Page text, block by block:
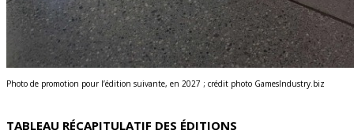
Photo de promotion pour l’édition suivante, en 2027 ; crédit photo GamesIndustry.biz
TABLEAU RÉCAPITULATIF DES ÉDITIONS